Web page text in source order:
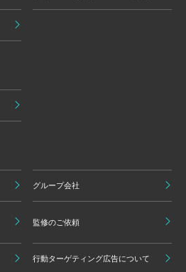
グループ会社
監修のご依頼
行動ターゲティング広告について